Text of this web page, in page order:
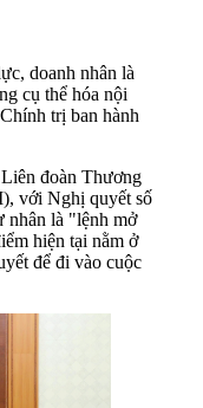
doanh nhân là
cụ thể hóa nội
trị ban hành
đoàn Thương
với Nghị quyết số
nhân là "lệnh mở
hiện tại nằm ở
để đi vào cuộc